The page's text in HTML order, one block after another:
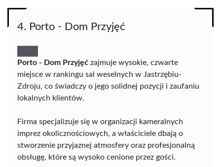
4. Porto - Dom Przyjęć
Porto - Dom Przyjęć zajmuje wysokie, czwarte
miejsce w rankingu sal weselnych w Jastrzębiu-
Zdroju, co świadczy o jego solidnej pozycji i zaufaniu
lokalnych klientów.
Firma specjalizuje się w organizacji kameralnych
imprez okolicznościowych, a właściciele dbają o
stworzenie przyjaznej atmosfery oraz profesjonalną
obsługę, które są wysoko cenione przez gości.